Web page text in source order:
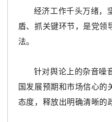
经济工作千头万绪，
盾、抓关键环节，是党领
法。
针对舆论上的杂音噪
国发展预期和市场信心的
态度，释放出明确清晰的